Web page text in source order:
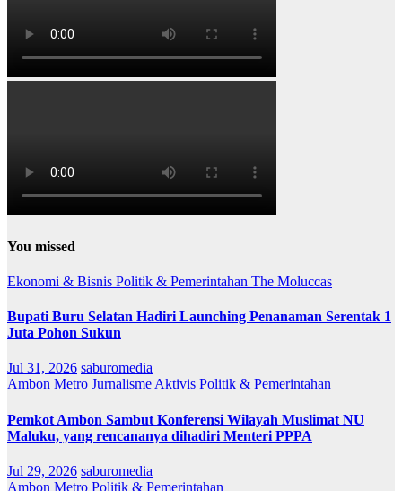
You missed
Ekonomi & Bisnis Politik & Pemerintahan The Moluccas
Bupati Buru Selatan Hadiri Launching Penanaman Serentak 1
Juta Pohon Sukun
Jul 31, 2026 saburomedia
Ambon Metro Jurnalisme Aktivis Politik & Pemerintahan
Pemkot Ambon Sambut Konferensi Wilayah Muslimat NU
Maluku, yang rencananya dihadiri Menteri PPPA
Jul 29, 2026 saburomedia
Ambon Metro Politik & Pemerintahan